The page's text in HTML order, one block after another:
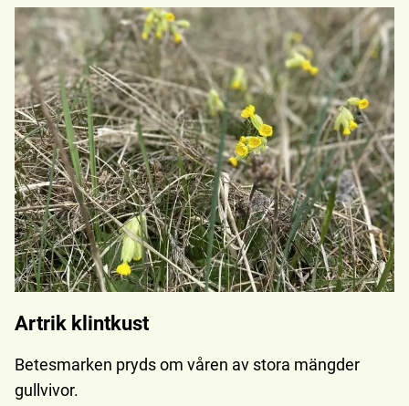
Artrik klintkust
Betesmarken pryds om våren av stora mängder
gullvivor.